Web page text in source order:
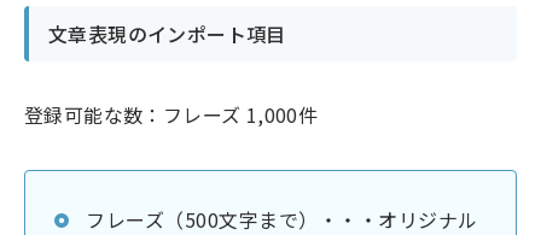
文章表現のインポート項目
登録可能な数：フレーズ 1,000件
フレーズ（500文字まで）・・・オリジナル